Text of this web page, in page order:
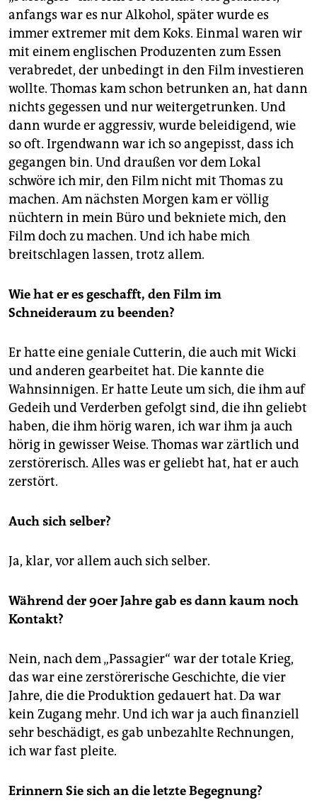
anfangs war es nur Alkohol, später wurde es
immer extremer mit dem Koks. Einmal waren wir
mit einem englischen Produzenten zum Essen
verabredet, der unbedingt in den Film investieren
wollte. Thomas kam schon betrunken an, hat dann
nichts gegessen und nur weitergetrunken. Und
dann wurde er aggressiv, wurde beleidigend, wie
so oft. Irgendwann war ich so angepisst, dass ich
gegangen bin. Und draußen vor dem Lokal
schwöre ich mir, den Film nicht mit Thomas zu
machen. Am nächsten Morgen kam er völlig
nüchtern in mein Büro und bekniete mich, den
Film doch zu machen. Und ich habe mich
breitschlagen lassen, trotz allem.
Wie hat er es geschafft, den Film im
Schneideraum zu beenden?
Er hatte eine geniale Cutterin, die auch mit Wicki
und anderen gearbeitet hat. Die kannte die
Wahnsinnigen. Er hatte Leute um sich, die ihm auf
Gedeih und Verderben gefolgt sind, die ihn geliebt
haben, die ihm hörig waren, ich war ihm ja auch
hörig in gewisser Weise. Thomas war zärtlich und
zerstörerisch. Alles was er geliebt hat, hat er auch
zerstört.
Auch sich selber?
Ja, klar, vor allem auch sich selber.
Während der 90er Jahre gab es dann kaum noch
Kontakt?
Nein, nach dem „Passagier“ war der totale Krieg,
das war eine zerstörerische Geschichte, die vier
Jahre, die die Produktion gedauert hat. Da war
kein Zugang mehr. Und ich war ja auch finanziell
sehr beschädigt, es gab unbezahlte Rechnungen,
ich war fast pleite.
Erinnern Sie sich an die letzte Begegnung?